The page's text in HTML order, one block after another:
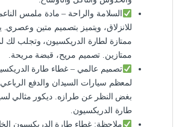
السلامة والراحة – مادة ملمس
للانزلاق، ويتميز بتصميم متين وعصري.
ممتازة لطارة الدريكسيون، وتجلب لك
ممتازين. تصميم مريح، قبضة مريحة.
تصميم عالمي – غطاء طارة
لمعظم سيارات السيدان والدفع
بغض النظر عن طرازه. ديكور مثالي
طارة الدريكسيون.
ملاحظة: غطاء طارة الدريكسيون